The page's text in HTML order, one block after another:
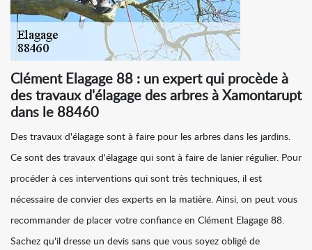
Clément Elagage 88 : un expert qui procède à
des travaux d'élagage des arbres à Xamontarupt
dans le 88460
Des travaux d'élagage sont à faire pour les arbres dans les jardins.
Ce sont des travaux d'élagage qui sont à faire de lanier régulier. Pour
procéder à ces interventions qui sont très techniques, il est
nécessaire de convier des experts en la matière. Ainsi, on peut vous
recommander de placer votre confiance en Clément Elagage 88.
Sachez qu'il dresse un devis sans que vous soyez obligé de